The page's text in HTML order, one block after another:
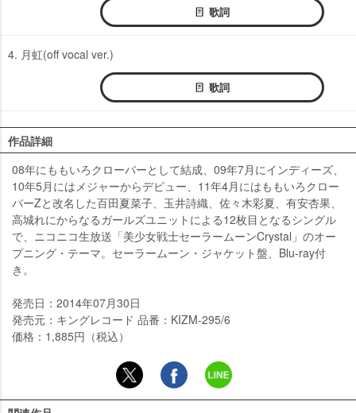
歌詞
4. 月虹(off vocal ver.)
歌詞
作品詳細
08年にももいろクローバーとして結成、09年7月にインディーズ、
10年5月にはメジャーからデビュー、11年4月にはももいろクロー
バーZと改名した百田夏菜子、玉井詩織、佐々木彩夏、有安杏果、
高城れにからなるガールズユニットによる12枚目となるシングル
で、ニコニコ生放送「美少女戦士セーラームーンCrystal」のオー
プニング・テーマ。セーラームーン・ジャケット盤、Blu-ray付
き。
発売日：2014年07月30日
発売元：キングレコード 品番：KIZM-295/6
価格：1,885円（税込）